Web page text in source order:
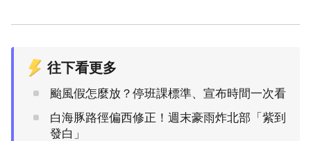
往下看更多
颱風假怎麼放？停班課標準、宣布時間一次看
白海豚路徑偏西修正！週末豪雨炸北部「紫到
發白」